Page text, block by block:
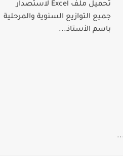
تحميل ملف Excel لاستصدار
جميع التوازيع السنوية والمرحلية
باسم الأستاذ...